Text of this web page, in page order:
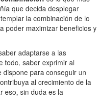
que decida desplegar
la combinación de lo
poder maximizar beneficios y
adaptarse a las
todo, saber exprimir al
para conseguir un
al crecimiento de la
eso, sin duda es la